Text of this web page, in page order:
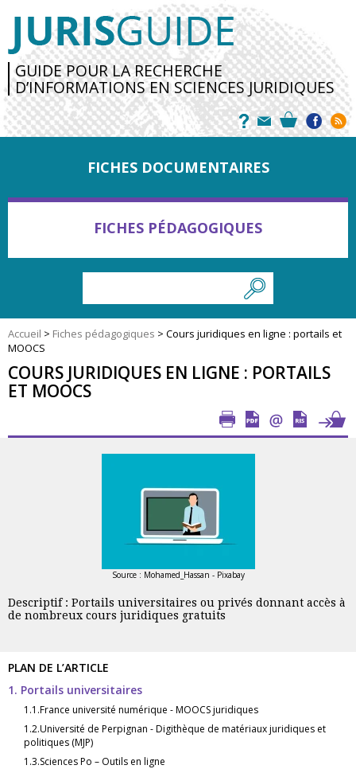
GUIDE POUR LA RECHERCHE
D’INFORMATIONS EN SCIENCES JURIDIQUES
FICHES DOCUMENTAIRES
FICHES PÉDAGOGIQUES
Accueil > Fiches pédagogiques > Cours juridiques en ligne : portails et
MOOCS
COURS JURIDIQUES EN LIGNE : PORTAILS
ET MOOCS
Source : Mohamed_Hassan - Pixabay
Descriptif : Portails universitaires ou privés donnant accès à
de nombreux cours juridiques gratuits
PLAN DE L’ARTICLE
1. Portails universitaires
1.1.France université numérique - MOOCS juridiques
1.2.Université de Perpignan - Digithèque de matériaux juridiques et
politiques (MJP)
1.3.Sciences Po – Outils en ligne